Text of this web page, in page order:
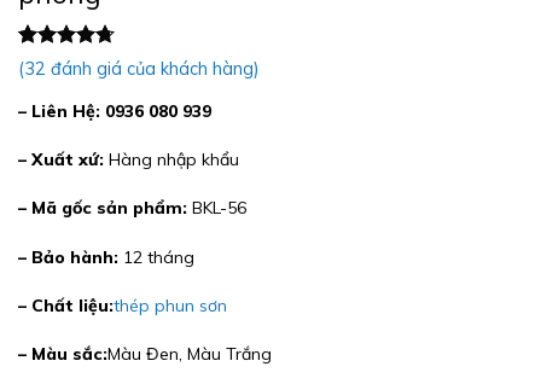
4.72 trên 5
dựa trên
32
đánh giá
(32 đánh giá của khách hàng)
– Liên Hệ: 0936 080 939
– Xuất xứ: Hàng nhập khẩu
– Mã gốc sản phẩm: BKL-56
– Bảo hành: 12 tháng
– Chất liệu:thép phun sơn
– Màu sắc:Màu Đen, Màu Trắng